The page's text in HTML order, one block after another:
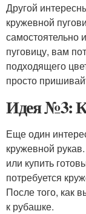
Другой
кружевной
самостоятельно
пуговицу, вам
подходящего
просто
Идея №3:
Еще один
кружевной
или купить
потребуется
После того, как
к рубашке.